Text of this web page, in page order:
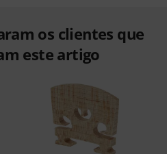
os clientes que
este artigo